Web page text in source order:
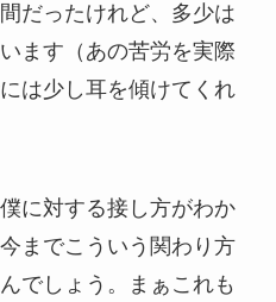
だったけれど、多少は
ます（あの苦労を実際
は少し耳を傾けてくれ
に対する接し方がわか
までこういう関わり方
でしょう。まぁこれも